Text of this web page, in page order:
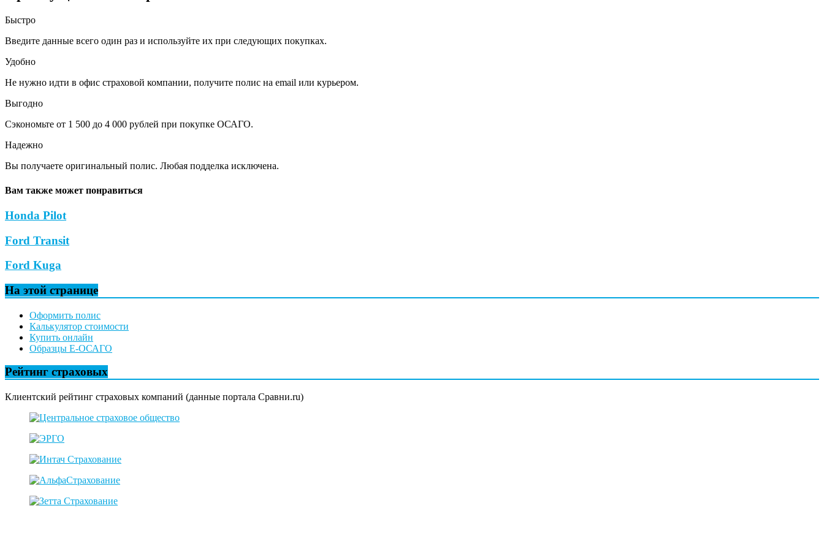
Быстро
Введите данные всего один раз и используйте их при следующих покупках.
Удобно
Не нужно идти в офис страховой компании, получите полис на email или курьером.
Выгодно
Сэкономьте от 1 500 до 4 000 рублей при покупке ОСАГО.
Надежно
Вы получаете оригинальный полис. Любая подделка исключена.
Вам также может понравиться
Honda Pilot
Ford Transit
Ford Kuga
На этой странице
Оформить полис
Калькулятор стоимости
Купить онлайн
Образцы Е-ОСАГО
Рейтинг страховых
Клиентский рейтинг страховых компаний (данные портала Сравни.ru)